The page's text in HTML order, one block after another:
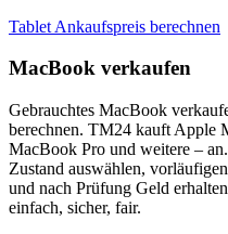
Tablet Ankaufspreis berechnen
MacBook verkaufen
Gebrauchtes MacBook
berechnen. TM24 kauft Apple
MacBook Pro und weitere –
Zustand auswählen,
und nach Prüfung Geld
einfach, sicher, fair.